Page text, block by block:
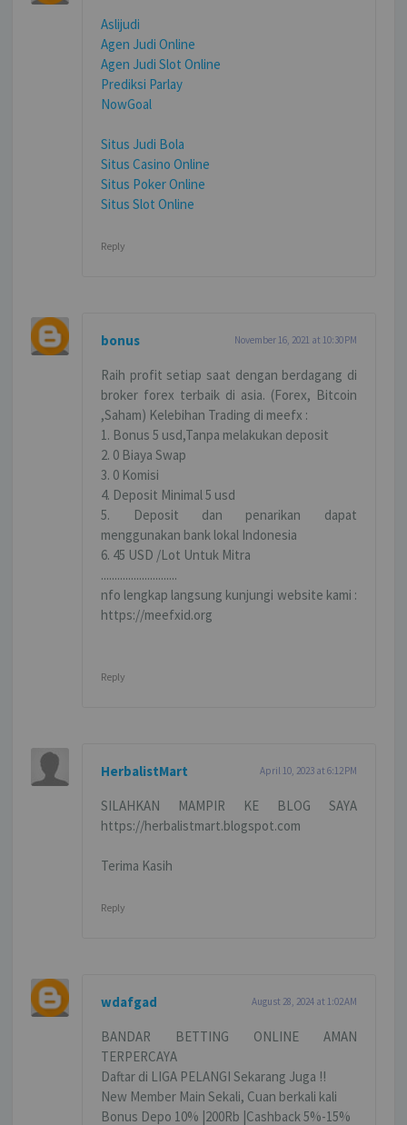
Aslijudi
Agen Judi Online
Agen Judi Slot Online
Prediksi Parlay
NowGoal
Situs Judi Bola
Situs Casino Online
Situs Poker Online
Situs Slot Online
Reply
bonus November 16, 2021 at 10:30 PM
Raih profit setiap saat dengan berdagang di
broker forex terbaik di asia. (Forex, Bitcoin
,Saham) Kelebihan Trading di meefx :
1. Bonus 5 usd,Tanpa melakukan deposit
2. 0 Biaya Swap
3. 0 Komisi
4. Deposit Minimal 5 usd
5. Deposit dan penarikan dapat
menggunakan bank lokal Indonesia
6. 45 USD /Lot Untuk Mitra
............................
nfo lengkap langsung kunjungi website kami :
https://meefxid.org
Reply
HerbalistMart April 10, 2023 at 6:12 PM
SILAHKAN MAMPIR KE BLOG SAYA
https://herbalistmart.blogspot.com
Terima Kasih
Reply
wdafgad August 28, 2024 at 1:02 AM
BANDAR BETTING ONLINE AMAN
TERPERCAYA
Daftar di LIGA PELANGI Sekarang Juga !!
New Member Main Sekali, Cuan berkali kali
Bonus Depo 10% |200Rb |Cashback 5%-15%